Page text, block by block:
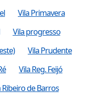
Vila Primavera
Vila progresso
Vila Prudente
Vila Reg. Feijó
Ribeiro de Barros